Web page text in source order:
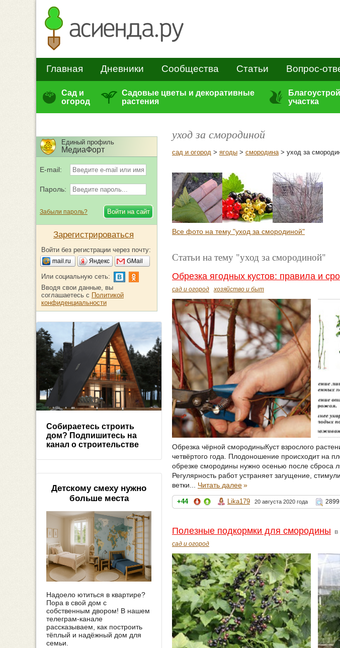
Главная Дневники Сообщества Статьи Вопрос-
Сад и
огород
Садовые цветы и декоративные
растения
участка
уход за смородиной
сад и огород > ягоды > смородина> уход за
Все фото на тему "уход за смородиной"
Статьи на тему "уход за смородиной"
Обрезка ягодных кустов: правила и
сад и огород хозяйство и быт
Обрезка чёрной смородиныКуст взрослого
четвёртого года. Плодоношение происходит на
обрезке смородины нужно осенью после сброса
Регулярность работ устраняет загущение,
ветки... Читать далее»
+44 Lika179 20 августа 2020 года 2899
Полезные подкормки для смородины в
сад и огород
Единый профиль
МедиаФорт
E-mail:
Пароль:
Забыли пароль?
Зарегистрироваться
Войти без регистрации через почту:
mail.ru Яндекс GMail
Или социальную сеть:
Вводя свои данные, вы
соглашаетесь с Политикой
конфиденциальности
Собираетесь строить
дом? Подпишитесь на
канал о строительстве
Детскому смеху нужно
больше места
Надоело ютиться в квартире?
Пора в свой дом с
собственным двором! В нашем
телеграм-канале
рассказываем, как построить
тёплый и надёжный дом для
семьи.